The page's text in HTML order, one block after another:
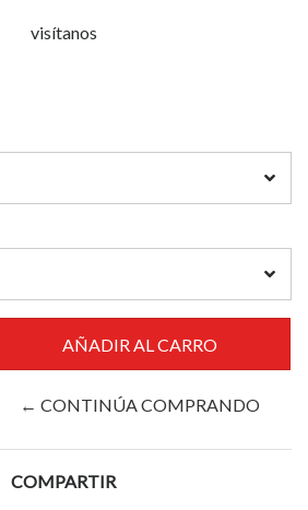
visítanos
← CONTINÚA COMPRANDO
COMPARTIR